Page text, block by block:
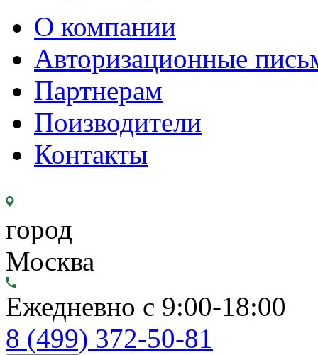
О компании
Авторизационные
Партнерам
Поизводители
Контакты
город
Москва
Ежедневно с 9:00-18:00
8 (499) 372-50-81